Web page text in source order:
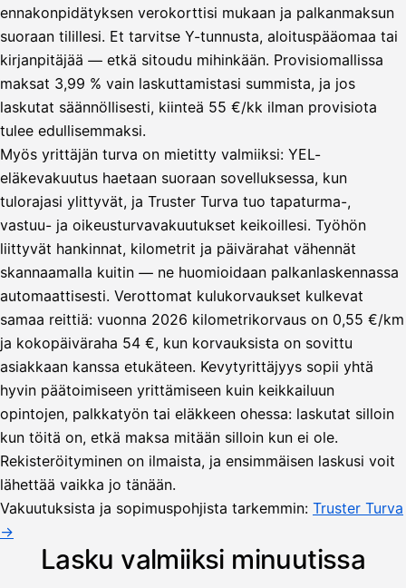
ennakonpidätyksen verokorttisi mukaan ja palkanmaksun
suoraan tilillesi. Et tarvitse Y-tunnusta, aloituspääomaa tai
kirjanpitäjää — etkä sitoudu mihinkään. Provisiomallissa
maksat 3,99 % vain laskuttamistasi summista, ja jos
laskutat säännöllisesti, kiinteä 55 €/kk ilman provisiota
tulee edullisemmaksi.
Myös yrittäjän turva on mietitty valmiiksi: YEL-
eläkevakuutus haetaan suoraan sovelluksessa, kun
tulorajasi ylittyvät, ja Truster Turva tuo tapaturma-,
vastuu- ja oikeusturvavakuutukset keikoillesi. Työhön
liittyvät hankinnat, kilometrit ja päivärahat vähennät
skannaamalla kuitin — ne huomioidaan palkanlaskennassa
automaattisesti. Verottomat kulukorvaukset kulkevat
samaa reittiä: vuonna 2026 kilometrikorvaus on 0,55 €/km
ja kokopäiväraha 54 €, kun korvauksista on sovittu
asiakkaan kanssa etukäteen. Kevytyrittäjyys sopii yhtä
hyvin päätoimiseen yrittämiseen kuin keikkailuun
opintojen, palkkatyön tai eläkkeen ohessa: laskutat silloin
kun töitä on, etkä maksa mitään silloin kun ei ole.
Rekisteröityminen on ilmaista, ja ensimmäisen laskusi voit
lähettää vaikka jo tänään.
Vakuutuksista ja sopimuspohjista tarkemmin: Truster Turva
→
Lasku valmiiksi minuutissa
Uusi lasku
Oy
heinäkuu
1
Lähetä
lasku
Lasku lähetetty